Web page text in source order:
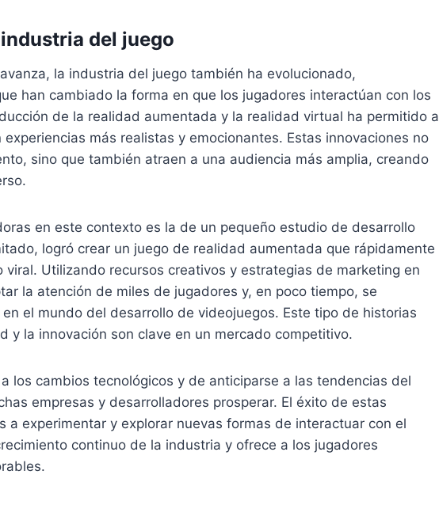
del juego
la industria del juego también ha evolucionado,
han cambiado la forma en que los jugadores interactúan con los
de la realidad aumentada y la realidad virtual ha permitido a
más realistas y emocionantes. Estas innovaciones no
sino que también atraen a una audiencia más amplia, creando
en este contexto es la de un pequeño estudio de desarrollo
logró crear un juego de realidad aumentada que rápidamente
viral. Utilizando recursos creativos y estrategias de marketing en
la atención de miles de jugadores y, en poco tiempo, se
el mundo del desarrollo de videojuegos. Este tipo de historias
y la innovación son clave en un mercado competitivo.
los cambios tecnológicos y de anticiparse a las tendencias del
empresas y desarrolladores prosperar. El éxito de estas
a experimentar y explorar nuevas formas de interactuar con el
continuo de la industria y ofrece a los jugadores